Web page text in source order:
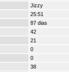
Jizzy
25:51
87 dias
42
21
0
0
38